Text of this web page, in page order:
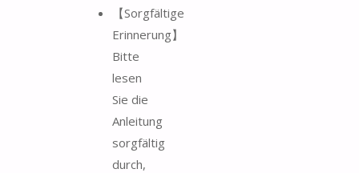
【Sorgfältige
Erinnerung】
Bitte
lesen
Sie die
Anleitung
sorgfältig
durch,